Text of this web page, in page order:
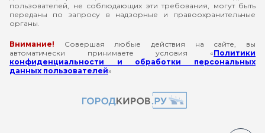
пользователей, не соблюдающих эти требования, могут быть
переданы по запросу в надзорные и правоохранительные
органы.
Внимание! Совершая любые действия на сайте, вы
автоматически принимаете условия «Политики
конфиденциальности и обработки персональных
данных пользователей»